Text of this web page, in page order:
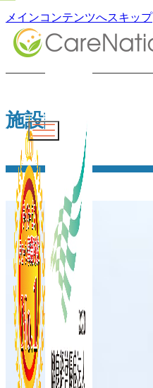
メインコンテンツへスキップ
施設詳細